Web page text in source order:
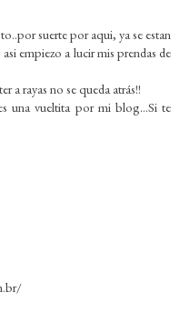
suerte por aqui, ya se estan
empiezo a lucir mis prendas de
a rayas no se queda atrás!!
una vueltita por mi blog...Si te